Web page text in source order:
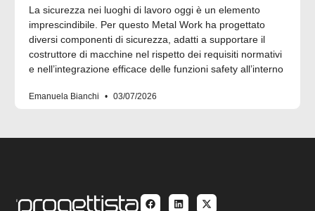
La sicurezza nei luoghi di lavoro oggi è un elemento
imprescindibile. Per questo Metal Work ha progettato
diversi componenti di sicurezza, adatti a supportare il
costruttore di macchine nel rispetto dei requisiti normativi
e nell’integrazione efficace delle funzioni safety all’interno
Emanuela Bianchi 03/07/2026